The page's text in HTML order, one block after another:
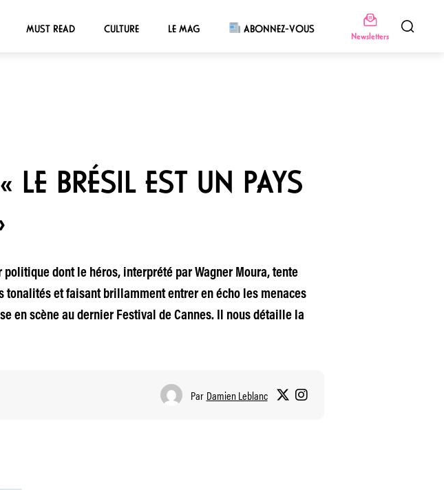
MUST READ CULTURE LE MAG ABONNEZ-VOUS
Newsletters
BRÉSIL EST UN PAYS
dont le héros, interprété par Wagner Moura, tente
tonalités et faisant brillamment entrer en écho les menaces
en scène au dernier Festival de Cannes. Il nous détaille la
Par Damien Leblanc